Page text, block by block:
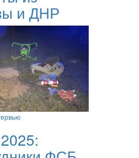
и ДНР